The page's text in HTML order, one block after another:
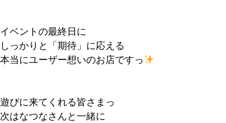
イベントの最終日に
しっかりと「期待」に応える
本当にユーザー想いのお店ですっ
遊びに来てくれる皆さまっ
次はなつなさんと一緒に